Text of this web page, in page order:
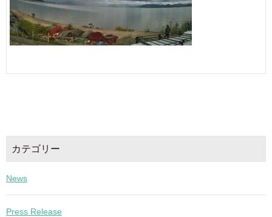
カテゴリー
News
Press Release